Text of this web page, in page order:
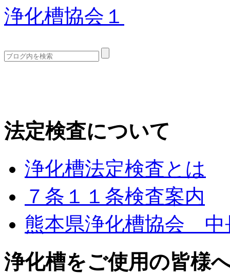
浄化槽協会１
法定検査について
浄化槽法定検査とは
７条１１条検査案内
熊本県浄化槽協会 中
浄化槽をご使用の皆様